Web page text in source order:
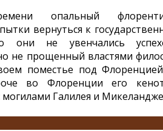
опальный
вернуться к
они не увенчались
не прощенный властями
поместье под
во Флоренции его
могилами Галилея и